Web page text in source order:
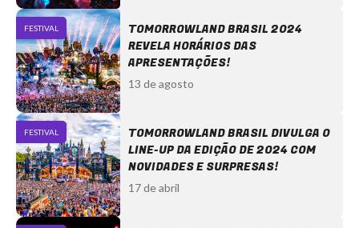
FESTIVAL
TOMORROWLAND BRASIL 2024
REVELA HORÁRIOS DAS
APRESENTAÇÕES!
13 de agosto
FESTIVAL
TOMORROWLAND BRASIL DIVULGA O
LINE-UP DA EDIÇÃO DE 2024 COM
NOVIDADES E SURPRESAS!
17 de abril